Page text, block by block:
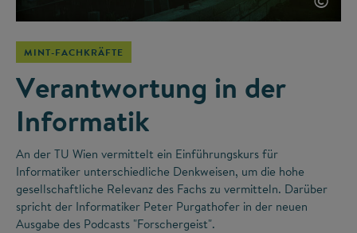
MINT-FACHKRÄFTE
Verantwortung in der
Informatik
An der TU Wien vermittelt ein Einführungskurs für
Informatiker unterschiedliche Denkweisen, um die hohe
gesellschaftliche Relevanz des Fachs zu vermitteln. Darüber
spricht der Informatiker Peter Purgathofer in der neuen
Ausgabe des Podcasts "Forschergeist".